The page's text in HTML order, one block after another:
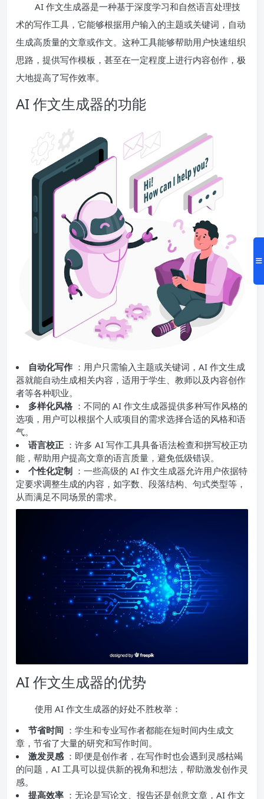
AI 作文生成器是一种基于深度学习和自然语言处理技
术的写作工具，它能够根据用户输入的主题或关键词，自动
生成高质量的文章或作文。这种工具能够帮助用户快速组织
思路，提供写作模板，甚至在一定程度上进行内容创作，极
大地提高了写作效率。
AI 作文生成器的功能
自动化写作 ：用户只需输入主题或关键词，AI 作文生成
器就能自动生成相关内容，适用于学生、教师以及内容创作
者等各种职业。
多样化风格 ：不同的 AI 作文生成器提供多种写作风格的
选项，用户可以根据个人或项目的需求选择合适的风格和语
气。
语言校正 ：许多 AI 写作工具具备语法检查和拼写校正功
能，帮助用户提高文章的语言质量，避免低级错误。
个性化定制 ：一些高级的 AI 作文生成器允许用户依据特
定要求调整生成的内容，如字数、段落结构、句式类型等，
从而满足不同场景的需求。
AI 作文生成器的优势
使用 AI 作文生成器的好处不胜枚举：
节省时间 ：学生和专业写作者都能在短时间内生成文
章，节省了大量的研究和写作时间。
激发灵感 ：即便是创作者，在写作时也会遇到灵感枯竭
的问题，AI 工具可以提供新的视角和想法，帮助激发创作灵
感。
提高效率 ：无论是写论文、报告还是创意文章，AI 作文